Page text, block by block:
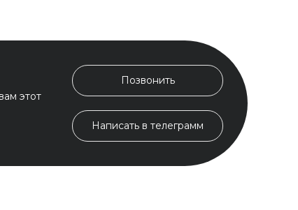
этот
Позвонить
Написать в телеграмм